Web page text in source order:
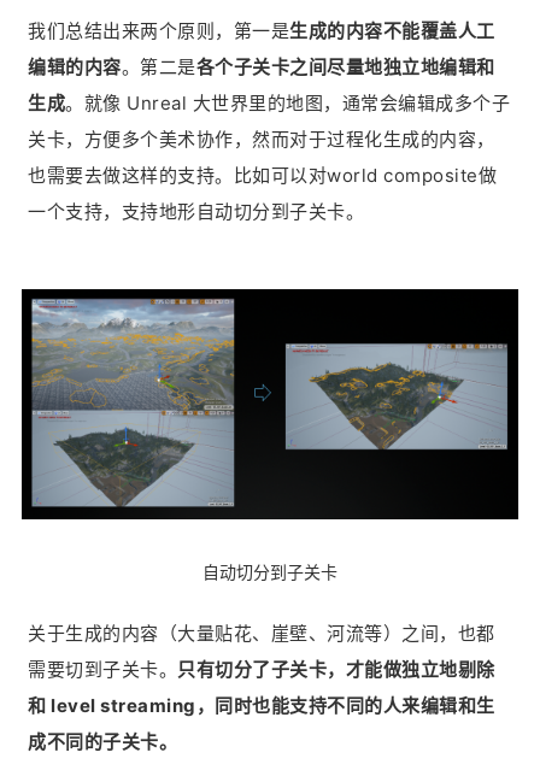
我们总结出来两个原则，第一是生成的内容不能覆盖人工
编辑的内容。第二是各个子关卡之间尽量地独立地编辑和
生成。就像 Unreal 大世界里的地图，通常会编辑成多个子
关卡，方便多个美术协作，然而对于过程化生成的内容，
也需要去做这样的支持。比如可以对world composite做
一个支持，支持地形自动切分到子关卡。
自动切分到子关卡
关于生成的内容（大量贴花、崖壁、河流等）之间，也都
需要切到子关卡。 只有切分了子关卡，才能做独立地剔除
和 level streaming，同时也能支持不同的人来编辑和生
成不同的子关卡。